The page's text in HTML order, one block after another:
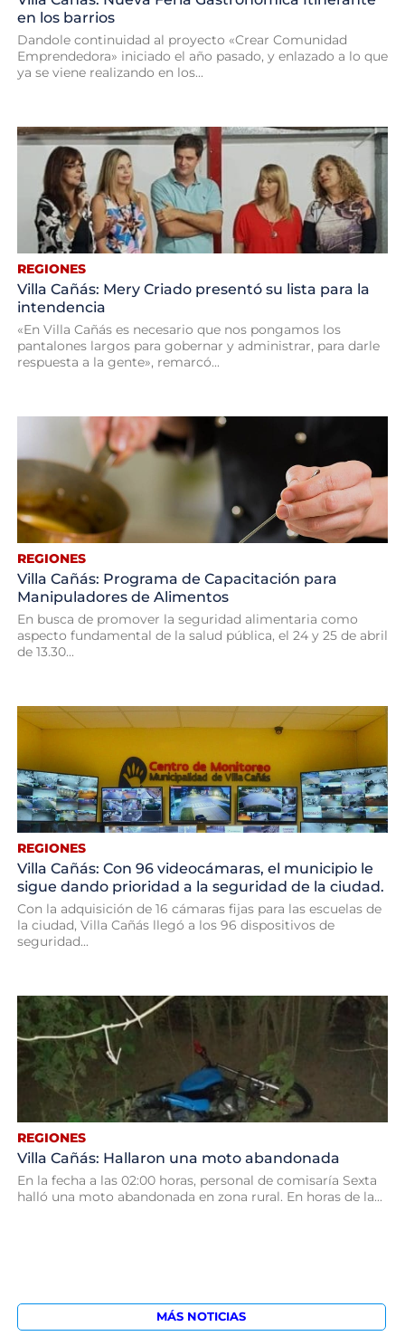
en los barrios
Dandole continuidad al proyecto «Crear Comunidad
Emprendedora» iniciado el año pasado, y enlazado a lo que
ya se viene realizando en los...
REGIONES
Villa Cañás: Mery Criado presentó su lista para la
intendencia
«En Villa Cañás es necesario que nos pongamos los
pantalones largos para gobernar y administrar, para darle
respuesta a la gente», remarcó...
REGIONES
Villa Cañás: Programa de Capacitación para
Manipuladores de Alimentos
En busca de promover la seguridad alimentaria como
aspecto fundamental de la salud pública, el 24 y 25 de abril
de 13.30...
REGIONES
Villa Cañás: Con 96 videocámaras, el municipio le
sigue dando prioridad a la seguridad de la ciudad.
Con la adquisición de 16 cámaras fijas para las escuelas de
la ciudad, Villa Cañás llegó a los 96 dispositivos de
seguridad...
REGIONES
Villa Cañás: Hallaron una moto abandonada
En la fecha a las 02:00 horas, personal de comisaría Sexta
halló una moto abandonada en zona rural. En horas de la...
MÁS NOTICIAS